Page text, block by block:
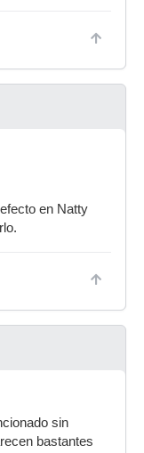
en Natty
sin
bastantes